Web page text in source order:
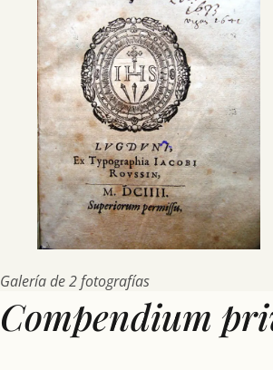
Galería de 2 fotografías
Compendium